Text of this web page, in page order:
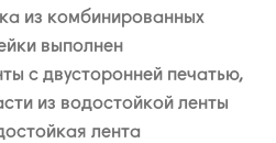
из комбинированных
выполнен
с двусторонней печатью,
из водостойкой ленты
лента